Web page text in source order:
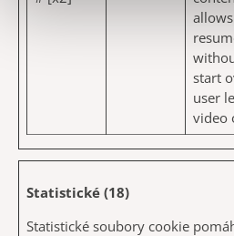
start
user
video
Statistické (18)
Statistické soubory cookie